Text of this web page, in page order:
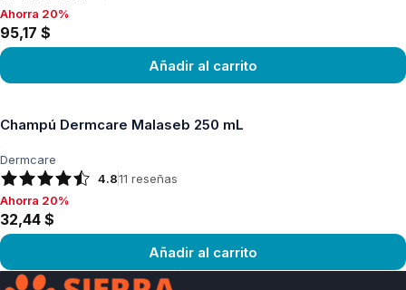
Ahorra 20%, 95,17 $
Ahorra 20%
95,17 $
Añadir al carrito
Champú Dermcare Malaseb 250 mL
Dermcare
4.811 reseñas
Ahorra 20%, 32,44 $
Ahorra 20%
32,44 $
Añadir al carrito
Ver producto